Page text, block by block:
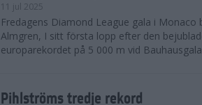
11 jul 2025
Fredagens Diamond League gala i Monaco
Almgren, I sitt första lopp efter den
europarekordet på 5 000 m vid
Pihlströms tredje rekord